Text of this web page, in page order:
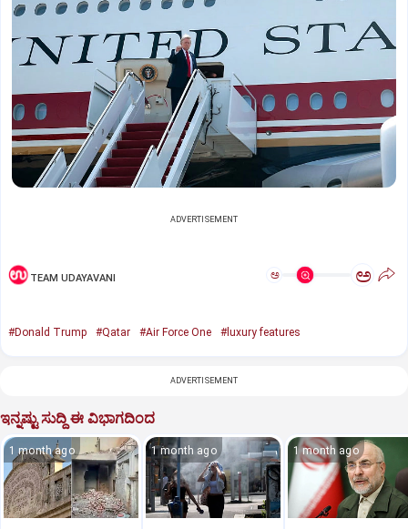
ADVERTISEMENT
TEAM UDAYAVANI ಅ ಅ
#Donald Trump #Qatar #Air Force One #luxury features
ADVERTISEMENT
ಇನ್ನಷ್ಟು ಸುದ್ದಿ ಈ ವಿಭಾಗದಿಂದ
1 month ago 1 month ago 1 month ago